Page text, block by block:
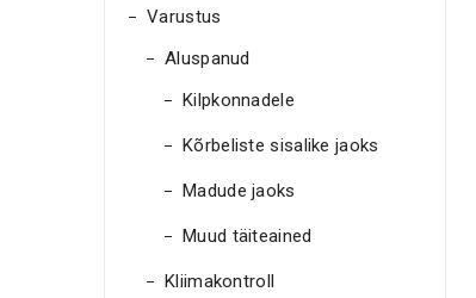
Varustus
Aluspanud
Kilpkonnadele
Kõrbeliste sisalike jaoks
Madude jaoks
Muud täiteained
Kliimakontroll